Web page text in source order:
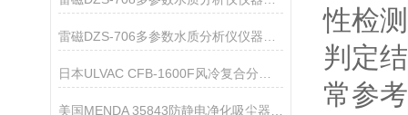
性检
判定
常参